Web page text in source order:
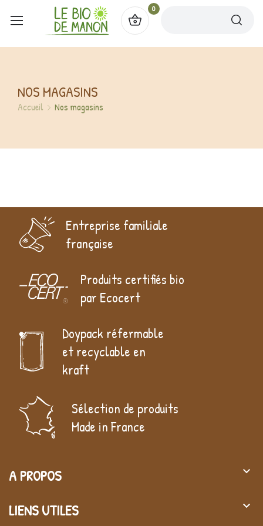
0
NOS MAGASINS
Accueil Nos magasins
Entreprise familiale
française
Produits certifiés bio
par Ecocert
Doypack réfermable
et recyclable en
kraft
Sélection de produits
Made in France
A PROPOS keyboard_arrow_down
LIENS UTILES keyboard_arrow_down